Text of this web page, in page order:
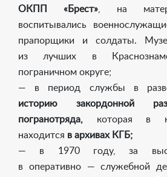
ОКПП «Брест» , на
воспитывались
прапорщики и солдаты.
из лучших в
пограничном округе;
— в период службы в
историю закордонной
погранотряда, которая в
находится в архивах КГБ;
— в 1970 году, за
в оперативно — служебной